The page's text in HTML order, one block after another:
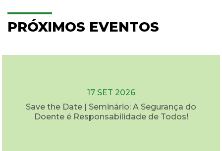
PRÓXIMOS EVENTOS
17 SET 2026
Save the Date | Seminário: A Segurança do
Doente é Responsabilidade de Todos!